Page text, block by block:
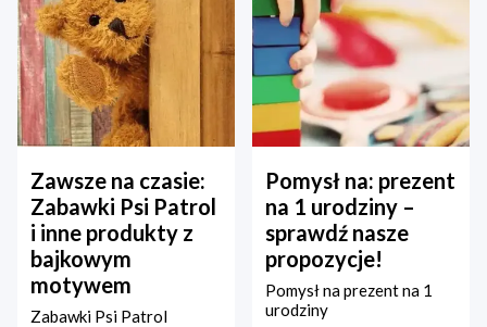
Zawsze na czasie:
Zabawki Psi Patrol
i inne produkty z
bajkowym
motywem
Zabawki Psi Patrol
Pomysł na: prezent
na 1 urodziny –
sprawdź nasze
propozycje!
Pomysł na prezent na 1
urodziny